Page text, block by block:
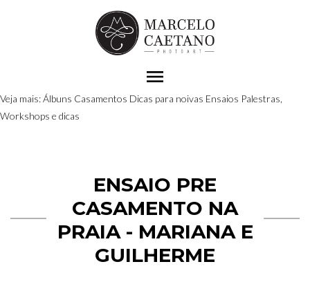
menu
Veja mais:Álbuns Casamentos Dicas para noivas Ensaios Palestras,
Workshops e dicas
ENSAIO PRE
CASAMENTO NA
PRAIA - MARIANA E
GUILHERME